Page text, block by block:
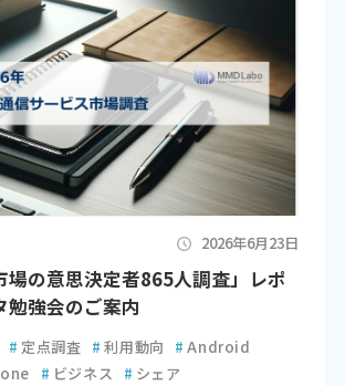
2026年6月23日
場の意思決定者865人調査」レポ
勉強会のご案内
# 定点調査 # 利用動向 # Android
# ビジネス # シェア